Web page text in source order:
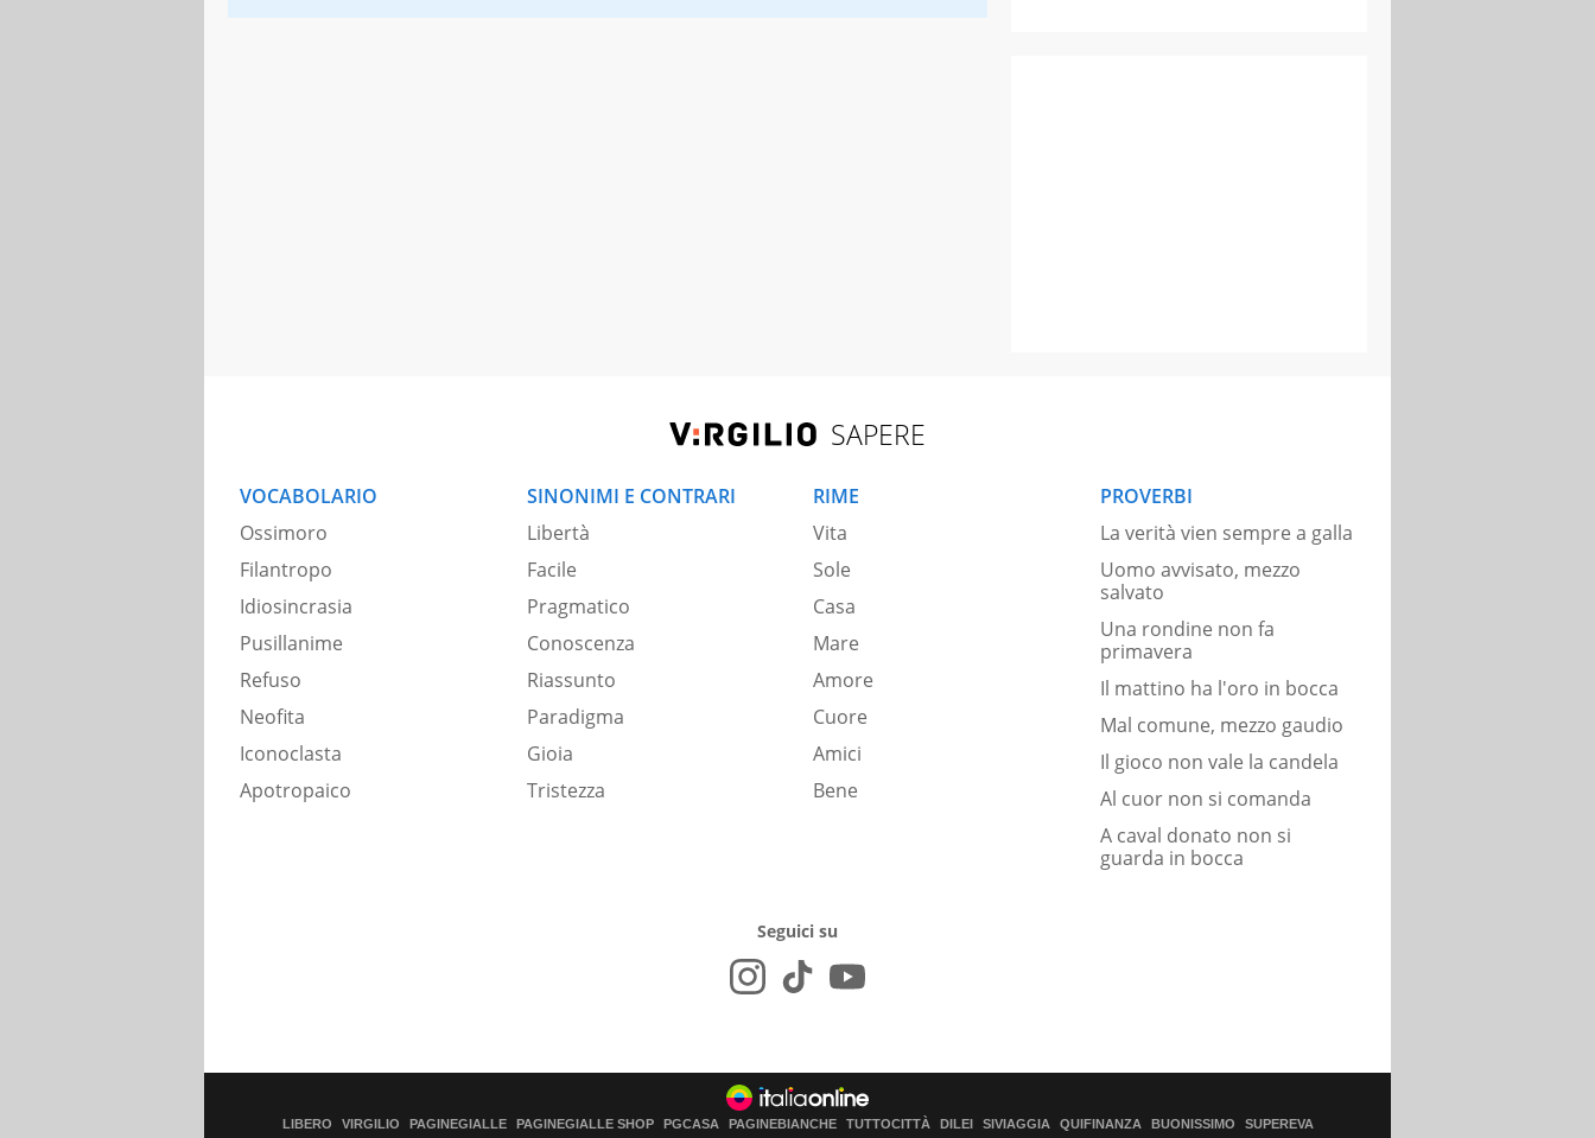
SAPERE
VOCABOLARIO
Ossimoro
Filantropo
Idiosincrasia
Pusillanime
Refuso
Neofita
Iconoclasta
Apotropaico
SINONIMI E CONTRARI
Libertà
Facile
Pragmatico
Conoscenza
Riassunto
Paradigma
Gioia
Tristezza
RIME
Vita
Sole
Casa
Mare
Amore
Cuore
Amici
Bene
PROVERBI
La verità vien sempre a galla
Uomo avvisato, mezzo
salvato
Una rondine non fa
primavera
Il mattino ha l'oro in bocca
Mal comune, mezzo gaudio
Il gioco non vale la candela
Al cuor non si comanda
A caval donato non si
guarda in bocca
Seguici su
LIBERO VIRGILIO PAGINEGIALLE PAGINEGIALLE SHOP PGCASA PAGINEBIANCHE TUTTOCITTÀ DILEI SIVIAGGIA QUIFINANZA BUONISSIMO SUPEREVA